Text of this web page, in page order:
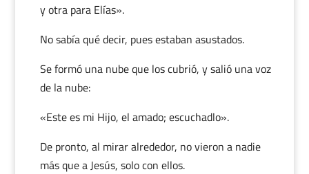
y otra para Elías».
No sabía qué decir, pues estaban asustados.
Se formó una nube que los cubrió, y salió una voz
de la nube:
«Este es mi Hijo, el amado; escuchadlo».
De pronto, al mirar alrededor, no vieron a nadie
más que a Jesús, solo con ellos.